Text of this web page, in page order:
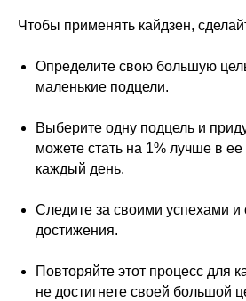
Чтобы применять кайдзен,
Определите свою большую
маленькие подцели.
Выберите одну подцель и
можете стать на 1% лучше в
каждый день.
Следите за своими успехами и
достижения.
Повторяйте этот процесс для
не достигнете своей большой